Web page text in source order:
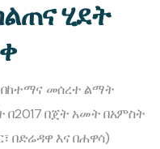
ሂደት
መሰረተ ልማት
በጀት አመት በአምስት
በድሬዳዋ እና በሐዋሳ)